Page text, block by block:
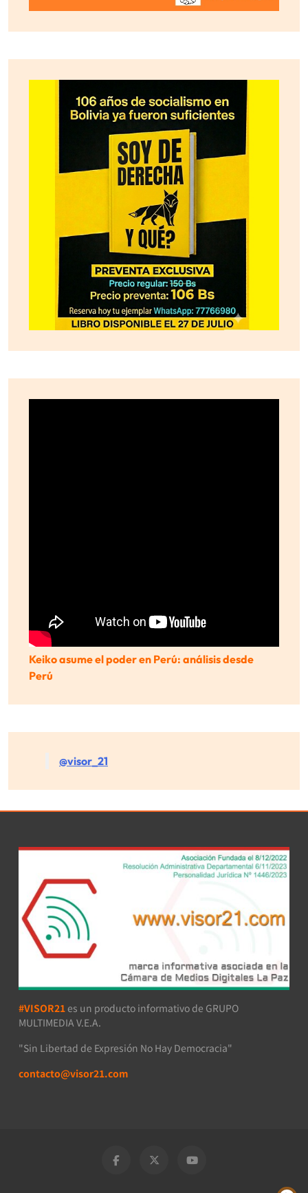
Keiko asume el poder en Perú: análisis desde
Perú
@visor_21
#VISOR21 es un producto informativo de GRUPO
MULTIMEDIA V.E.A.
"Sin Libertad de Expresión No Hay Democracia"
contacto@visor21.com